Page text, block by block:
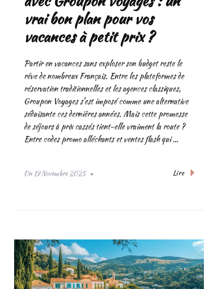
vrai bon plan pour vos
vacances à petit prix ?
Partir en vacances sans exploser son budget reste le
rêve de nombreux Français. Entre les plateformes de
réservation traditionnelles et les agences classiques,
Groupon Voyages s'est imposé comme une alternative
séduisante ces dernières années. Mais cette promesse
de séjours à prix cassés tient-elle vraiment la route ?
Entre codes promo alléchants et ventes flash qui …
On 19 Novembre 2025 Lire